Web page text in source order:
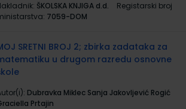
ŠKOLSKA KNJIGA d.d.
Registarski broj
7059-DOM
SRETNI BROJ 2; zbirka zadataka za
u drugom razredu osnovne
Dubravka Miklec Sanja Jakovljević Rogić
Prtajin